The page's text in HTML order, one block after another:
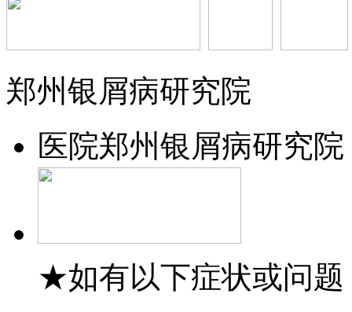
郑州银屑病研究院
医院郑州银屑病研究院
★如有以下症状或问